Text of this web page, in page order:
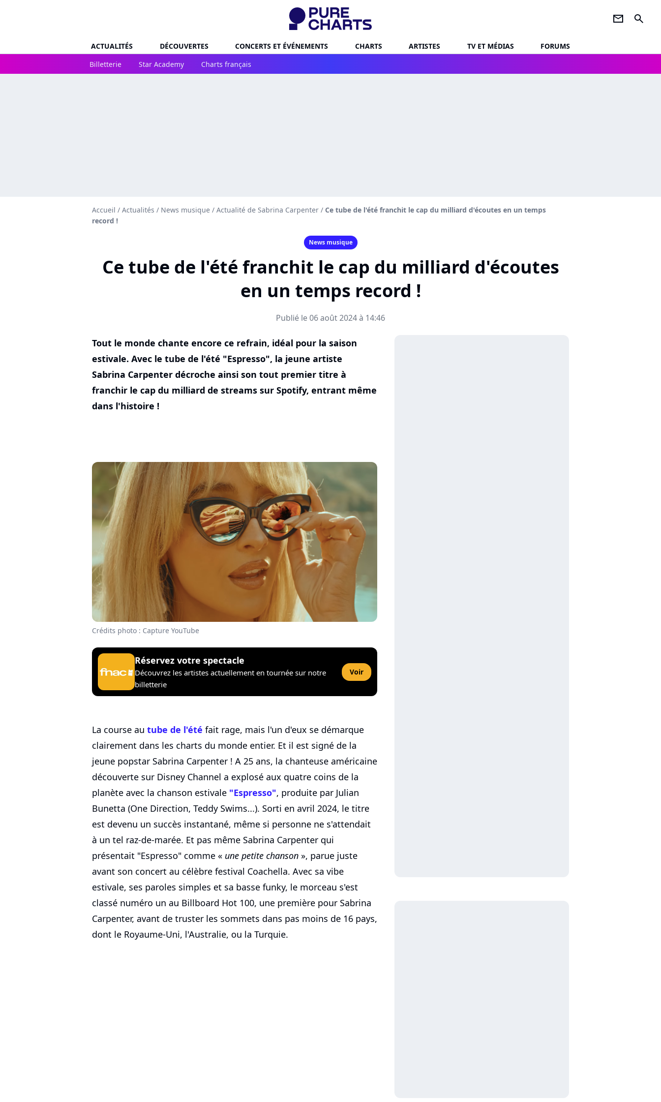
newsletter search
ACTUALITÉS DÉCOUVERTES CONCERTS ET ÉVÉNEMENTS CHARTS ARTISTES TV ET MÉDIAS
FORUMS
Billetterie
Star Academy Charts français
Accueil / Actualités / News musique / Actualité de Sabrina Carpenter / Ce tube de l'été franchit le cap du milliard d'écoutes en un temps
record !
News musique
Ce tube de l'été franchit le cap du milliard d'écoutes
en un temps record !
Publié le 06 août 2024 à 14:46
Tout le monde chante encore ce refrain, idéal pour la saison
estivale. Avec le tube de l'été "Espresso", la jeune artiste
Sabrina Carpenter décroche ainsi son tout premier titre à
franchir le cap du milliard de streams sur Spotify, entrant même
dans l'histoire !
Crédits photo : Capture YouTube
Réservez votre spectacle
Découvrez les artistes actuellement en tournée sur notre
billetterie
Voir
La course au tube de l'été fait rage, mais l'un d'eux se démarque
clairement dans les charts du monde entier. Et il est signé de la
jeune popstar Sabrina Carpenter ! A 25 ans, la chanteuse américaine
découverte sur Disney Channel a explosé aux quatre coins de la
planète avec la chanson estivale "Espresso", produite par Julian
Bunetta (One Direction, Teddy Swims...). Sorti en avril 2024, le titre
est devenu un succès instantané, même si personne ne s'attendait
à un tel raz-de-marée. Et pas même Sabrina Carpenter qui
présentait "Espresso" comme « une petite chanson », parue juste
avant son concert au célèbre festival Coachella. Avec sa vibe
estivale, ses paroles simples et sa basse funky, le morceau s'est
classé numéro un au Billboard Hot 100, une première pour Sabrina
Carpenter, avant de truster les sommets dans pas moins de 16 pays,
dont le Royaume-Uni, l'Australie, ou la Turquie.